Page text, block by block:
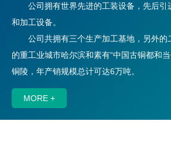
公司拥有世界先进的工装设备，先后引
和加工设备。
公司共拥有三个生产加工基地，另外的
的重工业城市哈尔滨和素有“中国古铜都和
铜陵，年产销规模总计可达6万吨。
MORE +